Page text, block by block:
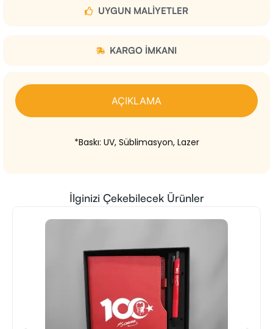
UYGUN MALIYETLER
KARGO IMKANI
AÇIKLAMA
*Baskı: UV, Süblimasyon, Lazer
İlginizi Çekebilecek Ürünler